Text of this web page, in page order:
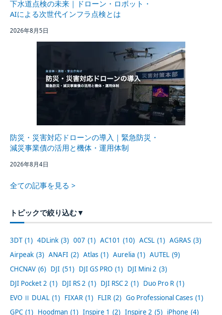
下水道点検の未来｜ドローン・ロボット・
AIによる次世代インフラ点検とは
2026年8月5日
防災・災害対応ドローンの導入｜緊急防災・
減災事業債の活用と機体・運用体制
2026年8月4日
全ての記事を見る >
トピックで絞り込む▼
3DT (1) 4DLink (3) 007 (1) AC101 (10) ACSL (1) AGRAS (3)
Airpeak (3) ANAFI (2) Atlas (1) Aurelia (1) AUTEL (9)
CHCNAV (6) DJI (51) DJI GS PRO (1) DJI Mini 2 (3)
DJI Pocket 2 (1) DJI RS 2 (1) DJI RSC 2 (1) Duo Pro R (1)
EVO Ⅱ DUAL (1) FIXAR (1) FLIR (2) Go Professional Cases (1)
GPC (1) Hoodman (1) Inspire 1 (2) Inspire 2 (5) iPhone (4)